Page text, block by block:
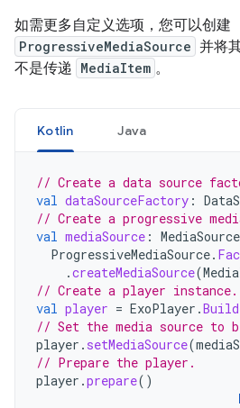
如需更多自定义选项，您可以创建
ProgressiveMediaSource 并将
不是传递 MediaItem 。
Kotlin Java
// Create a data source
val dataSourceFactory :
// Create a progressive
val mediaSource : MediaSource
ProgressiveMediaSource.
.createMediaSource(
// Create a player instance.
val player = ExoPlayer .
// Set the media source to
player . setMediaSource(
// Prepare the player.
player .prepare()